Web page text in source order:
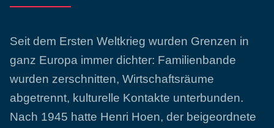
Seit dem Ersten Weltkrieg wurden Grenzen in
ganz Europa immer dichter: Familienbande
wurden zerschnitten, Wirtschaftsräume
abgetrennt, kulturelle Kontakte unterbunden.
Nach 1945 hatte Henri Hoen, der beigeordnete